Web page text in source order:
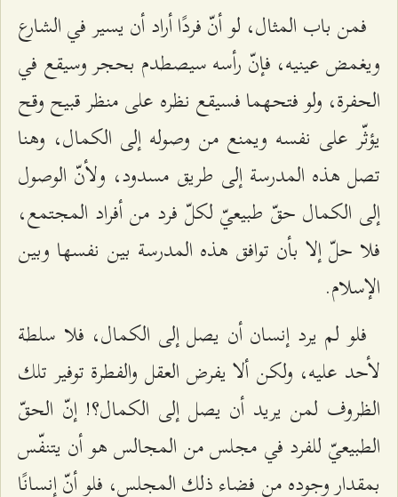
فمن باب المثال، لو أنّ فردًا أراد أن يسير في الشارع
ويغمض عينيه، فإنّ رأسه سيصطدم بحجر وسيقع في
الحفرة، ولو فتحهما فسيقع نظره على منظر قبيح وقح
يؤثّر على نفسه ويمنع من وصوله إلى الكمال، وهنا
تصل هذه المدرسة إلى طريق مسدود، ولأنّ الوصول
إلى الكمال حقّ طبيعيّ لكلّ فرد من أفراد المجتمع،
فلا حلّ إلا بأن توافق هذه المدرسة بين نفسها وبين
الإسلام.
فلو لم يرد إنسان أن يصل إلى الكمال، فلا سلطة
لأحد عليه، ولكن ألا يفرض العقل والفطرة توفير تلك
الظروف لمن يريد أن يصل إلى الكمال؟! إنّ الحقّ
الطبيعيّ للفرد في مجلس من المجالس هو أن يتنفّس
بمقدار وجوده من فضاء ذلك المجلس، فلو أنّ إنسانًا